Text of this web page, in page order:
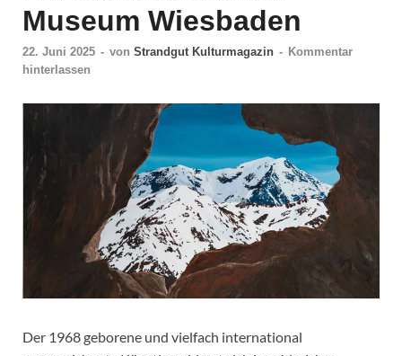
Museum Wiesbaden
22. Juni 2025 - von Strandgut Kulturmagazin - Kommentar
hinterlassen
Der 1968 geborene und vielfach international